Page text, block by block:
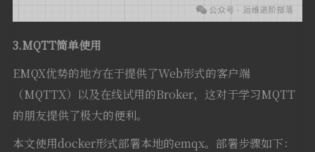
3.MQTT简单使用
EMQX优势的地方在于提供了Web形式的客户端
（MQTTX）以及在线试用的Broker，这对于学习MQTT
的朋友提供了极大的便利。
本文使用docker形式部署本地的emqx。部署步骤如下：